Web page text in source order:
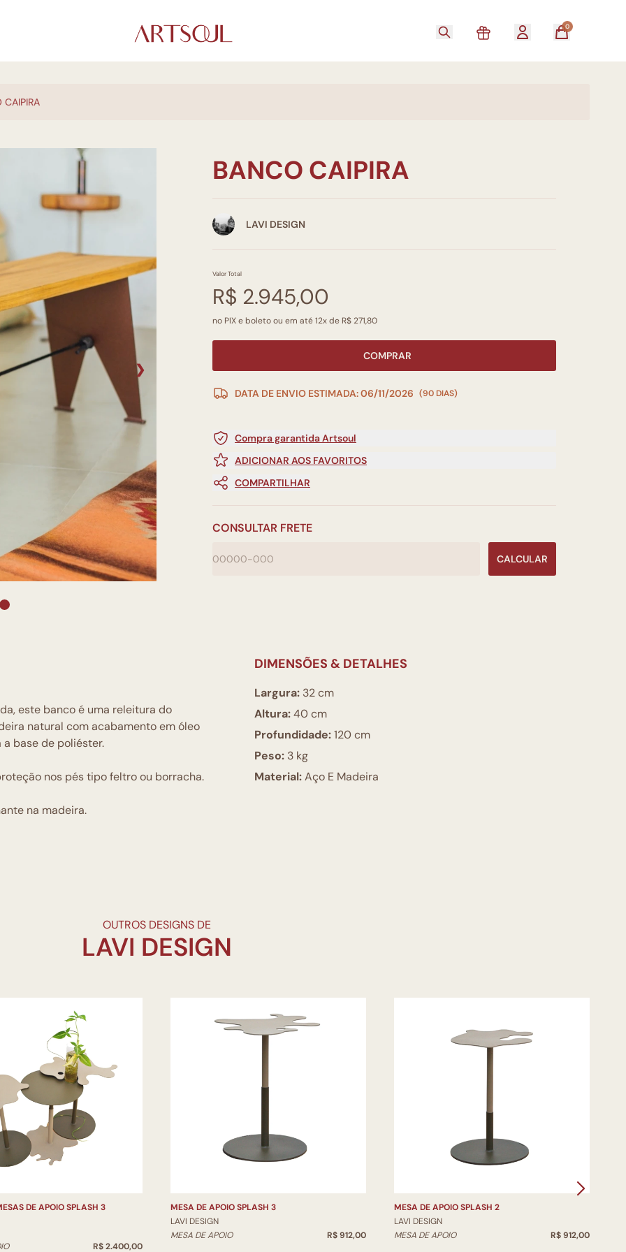
0
CAIPIRA
❯
BANCO CAIPIRA
LAVI DESIGN
Valor Total
R$ 2.945,00
no PIX e boleto ou em até 12x de R$ 271,80
COMPRAR
DATA DE ENVIO ESTIMADA: 06/11/2026 (90 DIAS)
Compra garantida Artsoul
ADICIONAR AOS FAVORITOS
COMPARTILHAR
CONSULTAR FRETE
CALCULAR
este banco é uma releitura do
natural com acabamento em óleo
base de poliéster.
nos pés tipo feltro ou borracha.
na madeira.
DIMENSÕES & DETALHES
Largura: 32 cm
Altura:40 cm
Profundidade:120 cm
Peso: 3 kg
Material:Aço E Madeira
OUTROS DESIGNS DE
DE APOIO SPLASH 3
R$ 2.400,00
MESA DE APOIO SPLASH 3
LAVI DESIGN
MESA DE APOIO
R$ 912,00
MESA DE APOIO SPLASH 2
LAVI DESIGN
MESA DE APOIO
R$ 912,00